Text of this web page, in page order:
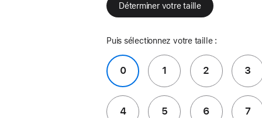
Déterminer votre taille
Puis sélectionnez votre taille :
0 1 2 3
4 5 6 7